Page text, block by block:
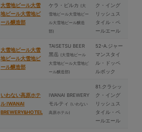
⼤雪地ビール⼤雪
地ビール⼤雪地ビ
ール醸造部
ケラ・ピルカ (⼤
雪地ビール⼤雪地ビー
ル⼤雪地ビール醸造
部)
ク・イング
リッシュス
タイル・ペ
ールエール
⼤雪地ビール⼤雪
地ビール⼤雪地ビ
ール醸造部
TAISETSU BEER
⿊岳 (⼤雪地ビール
⼤雪地ビール⼤雪地ビ
ール醸造部)
52-A.ジャー
マンスタイ
ル・ドッペ
ルボック
いわない高原ホテ
ル IWANAI
BREWERY&HOTEL
IWANAI BREWERY
モルティ (いわない
高原ホテル)
81.クラシッ
ク・イング
リッシュス
タイル・ペ
ールエール